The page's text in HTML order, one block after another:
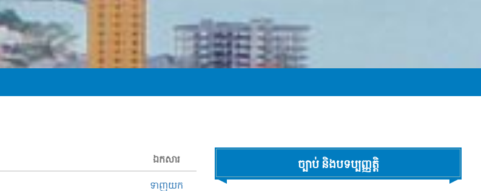
ឯកសារ
ទាញយក
ច្បាប់ និងបទប្បញ្ញត្តិ